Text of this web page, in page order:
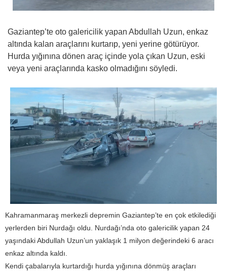
Gaziantep’te oto galericilik yapan Abdullah Uzun, enkaz
altında kalan araçlarını kurtarıp, yeni yerine götürüyor.
Hurda yığınına dönen araç içinde yola çıkan Uzun, eski
veya yeni araçlarında kasko olmadığını söyledi.
Kahramanmaraş merkezli depremin Gaziantep’te en çok etkilediği
yerlerden biri Nurdağı oldu. Nurdağı’nda oto galericilik yapan 24
yaşındaki Abdullah Uzun’un yaklaşık 1 milyon değerindeki 6 aracı
enkaz altında kaldı.
Kendi çabalarıyla kurtardığı hurda yığınına dönmüş araçları